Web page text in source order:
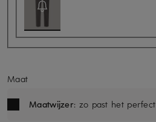
Maat
Maatwijzer: zo past het perfect